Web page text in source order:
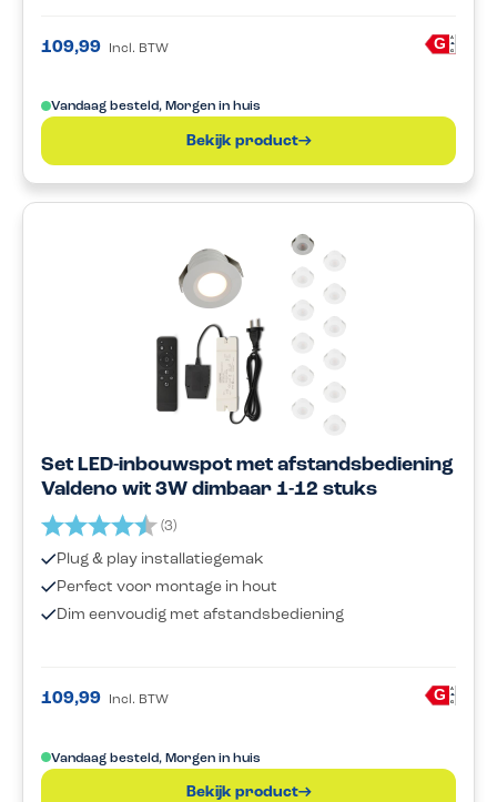
109,99 Incl. BTW G A
G
Vandaag besteld, Morgen in huis
Bekijk product
Set LED-inbouwspot met afstandsbediening
Valdeno wit 3W dimbaar 1-12 stuks
Beoordeling: (3)
Plug & play installatiegemak
Perfect voor montage in hout
Dim eenvoudig met afstandsbediening
109,99 Incl. BTW G A
G
Vandaag besteld, Morgen in huis
Bekijk product